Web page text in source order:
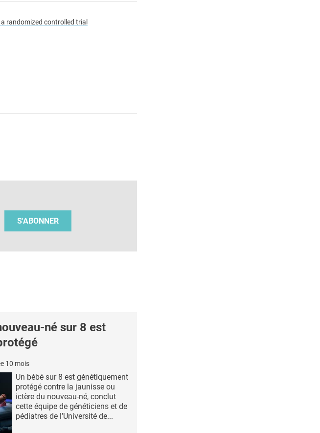
randomized controlled trial
S'ABONNER
né sur 8 est
10 mois
Un bébé sur 8 est génétiquement
protégé contre la jaunisse ou
ictère du nouveau-né, conclut
cette équipe de généticiens et de
pédiatres de l’Université de...